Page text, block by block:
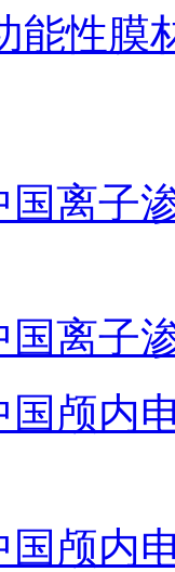
能性膜
国离子
国离子
国颅内
国颅内